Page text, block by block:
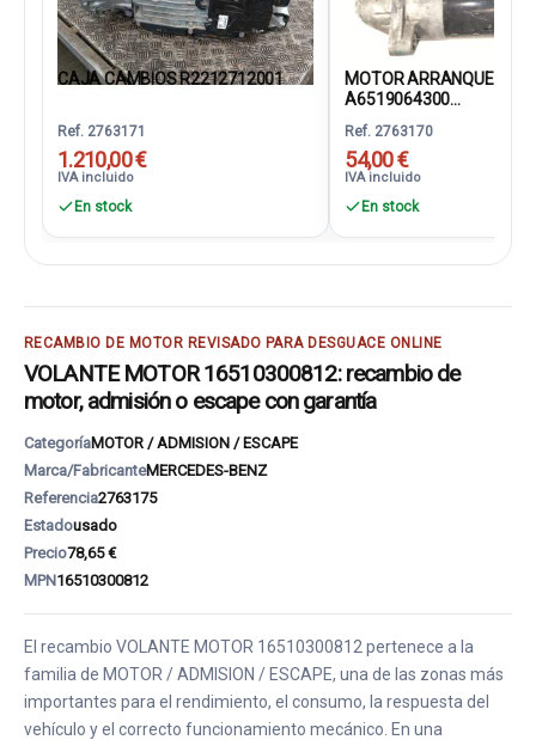
CAJA CAMBIOS R2212712001
Ref. 2763171
1.210,00 €
IVA incluido
En stock
MOTOR ARRANQUE
A6519064300...
Ref. 2763170
54,00 €
IVA incluido
En stock
RECAMBIO DE MOTOR REVISADO PARA DESGUACE ONLINE
VOLANTE MOTOR 16510300812: recambio de
motor, admisión o escape con garantía
CategoríaMOTOR / ADMISION / ESCAPE
Marca/FabricanteMERCEDES-BENZ
Referencia2763175
Estadousado
Precio78,65 €
MPN16510300812
El recambio VOLANTE MOTOR 16510300812 pertenece a la
familia de MOTOR / ADMISION / ESCAPE, una de las zonas más
importantes para el rendimiento, el consumo, la respuesta del
vehículo y el correcto funcionamiento mecánico. En una